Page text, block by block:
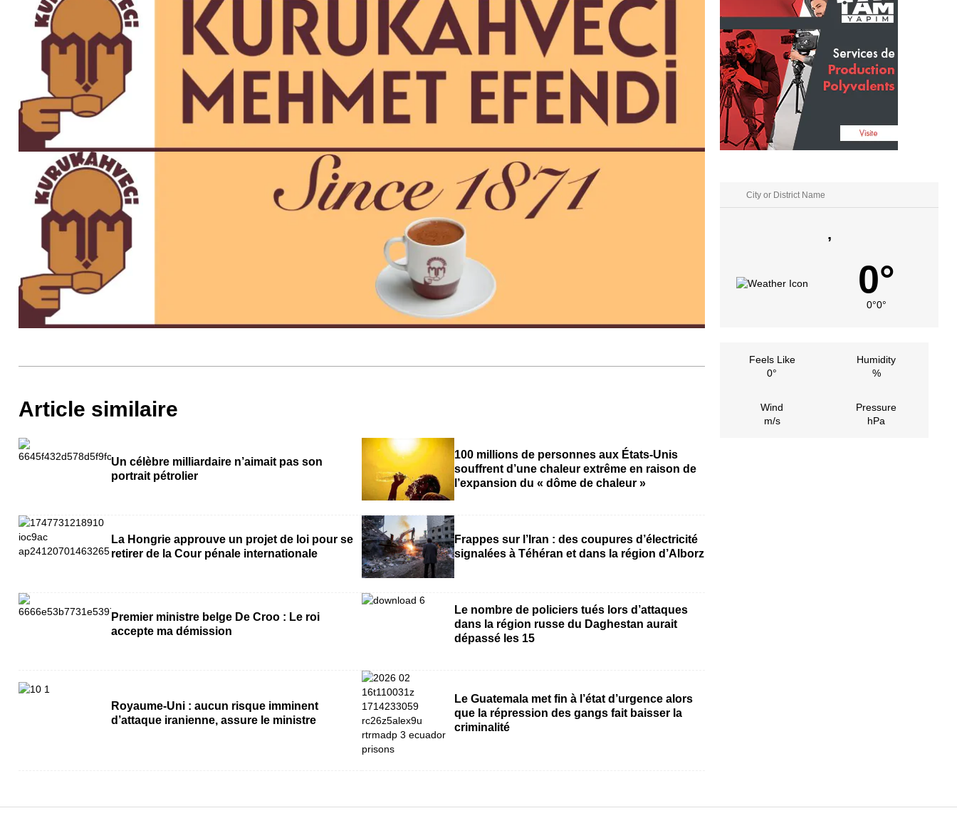
Article similaire
Un célèbre milliardaire n’aimait pas son
portrait pétrolier
100 millions de personnes aux États-Unis
souffrent d’une chaleur extrême en raison de
l’expansion du « dôme de chaleur »
La Hongrie approuve un projet de loi pour se
retirer de la Cour pénale internationale
Frappes sur l’Iran : des coupures d’électricité
signalées à Téhéran et dans la région d’Alborz
Premier ministre belge De Croo : Le roi
accepte ma démission
Le nombre de policiers tués lors d’attaques
dans la région russe du Daghestan aurait
dépassé les 15
Royaume-Uni : aucun risque imminent
d’attaque iranienne, assure le ministre
Le Guatemala met fin à l’état d’urgence alors
que la répression des gangs fait baisser la
criminalité
,
0°
0°0°
Feels Like
0°
Humidity
%
Wind
m/s
Pressure
hPa